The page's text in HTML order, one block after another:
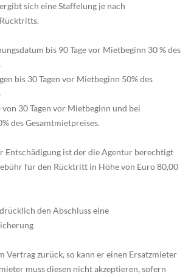
sich eine Staffelung je nach
bis 90 Tage vor Mietbeginn 30 % des
bis 30 Tagen vor Mietbeginn 50% des
30 Tagen vor Mietbeginn und bei
des Gesamtmietpreises.
Entschädigung ist der die Agentur berechtigt
für den Rücktritt in Höhe von Euro 80,00
den Abschluss eine
Vertrag zurück, so kann er einen Ersatzmieter
muss diesen nicht akzeptieren, sofern